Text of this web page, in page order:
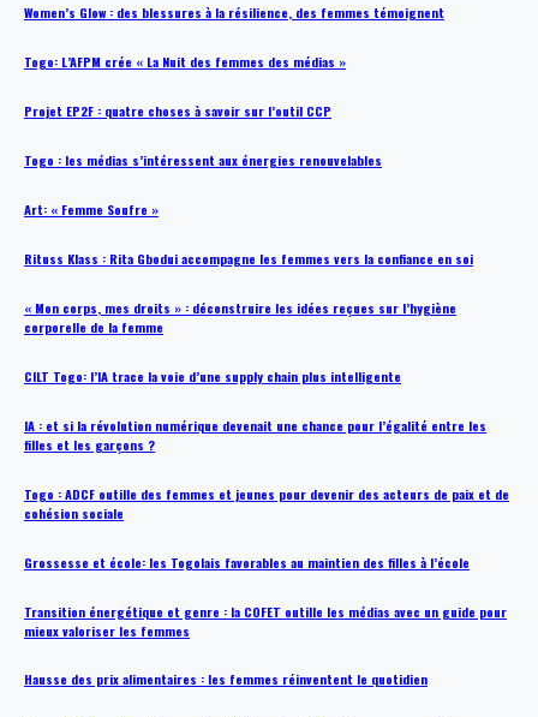
Women’s Glow : des blessures à la résilience, des femmes témoignent
Togo: L’AFPM crée « La Nuit des femmes des médias »
Projet EP2F : quatre choses à savoir sur l’outil CCP
Togo : les médias s’intéressent aux énergies renouvelables
Art: « Femme Soufre »
Rituss Klass : Rita Gbodui accompagne les femmes vers la confiance en soi
« Mon corps, mes droits » : déconstruire les idées reçues sur l’hygiène
corporelle de la femme
CILT Togo: l’IA trace la voie d’une supply chain plus intelligente
IA : et si la révolution numérique devenait une chance pour l’égalité entre les
filles et les garçons ?
Togo : ADCF outille des femmes et jeunes pour devenir des acteurs de paix et de
cohésion sociale
Grossesse et école: les Togolais favorables au maintien des filles à l’école
Transition énergétique et genre : la COFET outille les médias avec un guide pour
mieux valoriser les femmes
Hausse des prix alimentaires : les femmes réinventent le quotidien